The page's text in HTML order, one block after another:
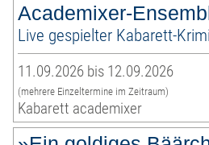
Academixer-
Live gespielter Kabarett-Krimi
11.09.2026 bis 12.09.2026
(mehrere Einzeltermine im Zeitraum)
Kabarett academixer